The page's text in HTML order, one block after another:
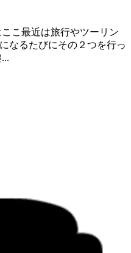
こ最近は旅行やツーリン
なるたびにその２つを行っ